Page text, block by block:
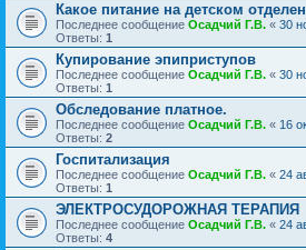
Какое питание на детском
Последнее сообщение Осадчий Г.В. « 30
Ответы: 1
Купирование эпиприступов
Последнее сообщение Осадчий Г.В. « 30
Ответы: 1
Обследование платное.
Последнее сообщение Осадчий Г.В. « 16
Ответы: 2
Госпитализация
Последнее сообщение Осадчий Г.В. « 24
Ответы: 1
ЭЛЕКТРОСУДОРОЖНАЯ ТЕРАПИЯ
Последнее сообщение Осадчий Г.В. « 24
Ответы: 4